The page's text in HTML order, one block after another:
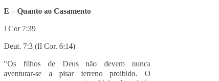
E – Quanto ao Casamento
I Cor 7:39
Deut. 7:3 (II Cor. 6:14)
"Os filhos de Deus não devem nunca
aventurar-se a pisar terreno proibido. O